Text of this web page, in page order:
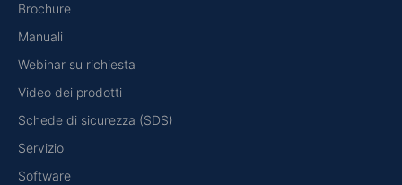
Brochure
Manuali
Webinar su richiesta
Video dei prodotti
Schede di sicurezza (SDS)
Servizio
Software